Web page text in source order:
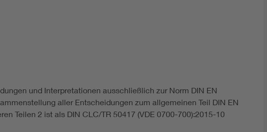
und Interpretationen ausschließlich zur Norm DIN EN
aller Entscheidungen zum allgemeinen Teil DIN EN
Teilen 2 ist als DIN CLC/TR 50417 (VDE 0700-700):2015-10